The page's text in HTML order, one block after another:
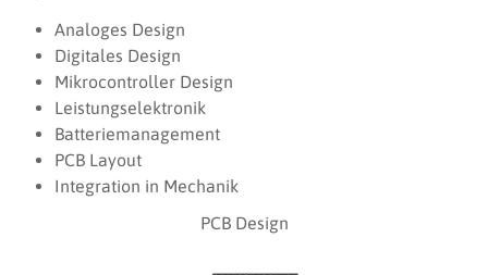
Analoges Design
Digitales Design
Mikrocontroller Design
Leistungselektronik
Batteriemanagement
PCB Layout
Integration in Mechanik
PCB Design